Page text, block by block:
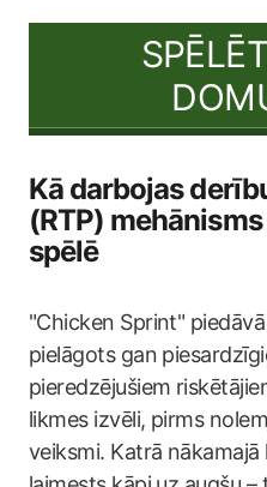
Kā darbojas
(RTP)
spēlē
"Chicken Sprint"
pielāgots gan
pieredzējušiem
likmes izvēli, pirms
veiksmi. Katrā